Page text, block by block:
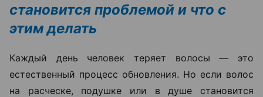
становится проблемой и что с
этим делать
Каждый день человек теряет волосы — это
естественный процесс обновления. Но если волос
на расческе, подушке или в душе становится